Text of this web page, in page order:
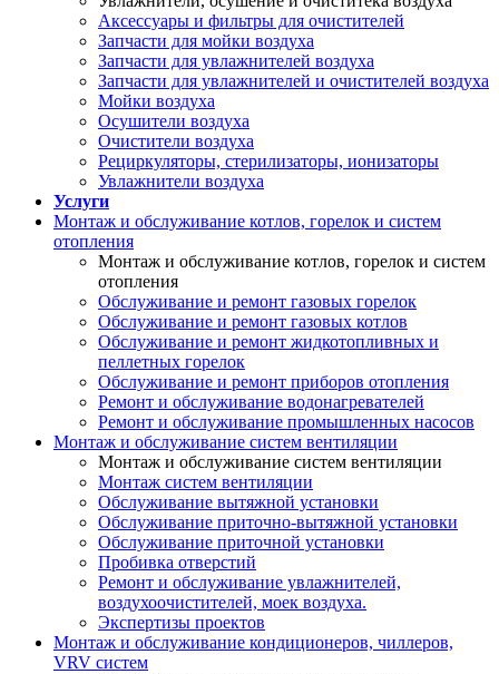
Аксессуары и фильтры для очистителей
Запчасти для мойки воздуха
Запчасти для увлажнителей воздуха
Запчасти для увлажнителей и очистителей воздуха
Мойки воздуха
Осушители воздуха
Очистители воздуха
Рециркуляторы, стерилизаторы, ионизаторы
Увлажнители воздуха
Услуги
Монтаж и обслуживание котлов, горелок и систем
отопления
Монтаж и обслуживание котлов, горелок и систем
отопления
Обслуживание и ремонт газовых горелок
Обслуживание и ремонт газовых котлов
Обслуживание и ремонт жидкотопливных и
пеллетных горелок
Обслуживание и ремонт приборов отопления
Ремонт и обслуживание водонагревателей
Ремонт и обслуживание промышленных насосов
Монтаж и обслуживание систем вентиляции
Монтаж и обслуживание систем вентиляции
Монтаж систем вентиляции
Обслуживание вытяжной установки
Обслуживание приточно-вытяжной установки
Обслуживание приточной установки
Пробивка отверстий
Ремонт и обслуживание увлажнителей,
воздухоочистителей, моек воздуха.
Экспертизы проектов
Монтаж и обслуживание кондиционеров, чиллеров,
VRV систем